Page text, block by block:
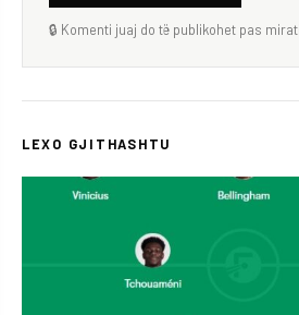
🔒 Komenti juaj do të publikohet pas
LEXO GJITHASHTU